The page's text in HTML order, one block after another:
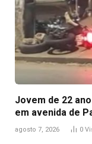
Jovem de 22
em avenida de
agosto 7, 2026 0